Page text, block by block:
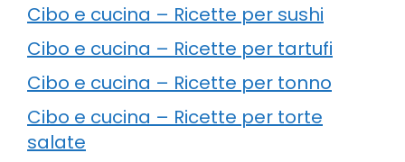
Cibo e cucina – Ricette per sushi
Cibo e cucina – Ricette per tartufi
Cibo e cucina – Ricette per tonno
Cibo e cucina – Ricette per torte
salate